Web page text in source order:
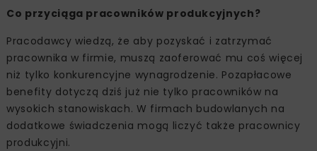
Co przyciąga pracowników produkcyjnych?
Pracodawcy wiedzą, że aby pozyskać i zatrzymać
pracownika w firmie, muszą zaoferować mu coś więcej
niż tylko konkurencyjne wynagrodzenie. Pozapłacowe
benefity dotyczą dziś już nie tylko pracowników na
wysokich stanowiskach. W firmach budowlanych na
dodatkowe świadczenia mogą liczyć także pracownicy
produkcyjni.